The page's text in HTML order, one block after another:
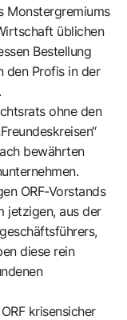
Monstergremiums
üblichen
Bestellung
den Profis in der
ohne den
bewährten
ORF-Vorstands
jetzigen, aus der
diese rein
krisensicher